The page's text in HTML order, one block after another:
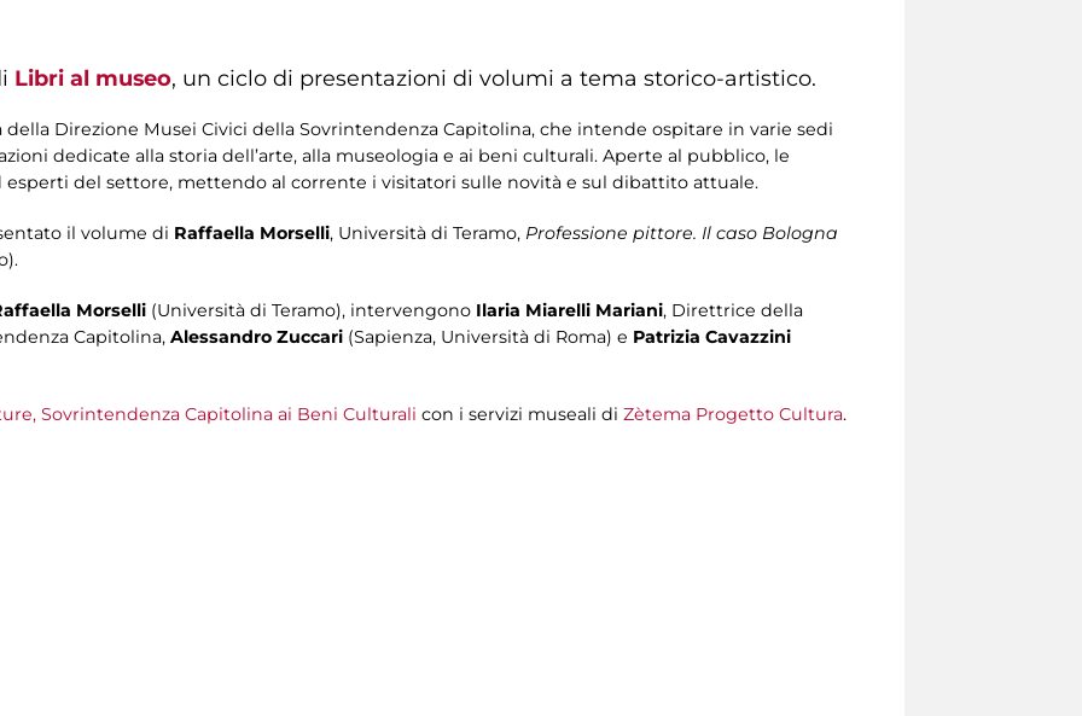
Libri al museo, un ciclo di presentazioni di volumi a tema storico-artistico.
della Direzione Musei Civici della Sovrintendenza Capitolina, che intende ospitare in varie sedi
dedicate alla storia dell’arte, alla museologia e ai beni culturali. Aperte al pubblico, le
del settore, mettendo al corrente i visitatori sulle novità e sul dibattito attuale.
il volume di Raffaella Morselli, Università di Teramo, Professione pittore. Il caso Bologna
Morselli (Università di Teramo), intervengono Ilaria Miarelli Mariani, Direttrice della
Capitolina, Alessandro Zuccari (Sapienza, Università di Roma) e Patrizia Cavazzini
Sovrintendenza Capitolina ai Beni Culturali con i servizi museali di Zètema Progetto Cultura.